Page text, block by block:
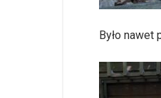
Było nawet